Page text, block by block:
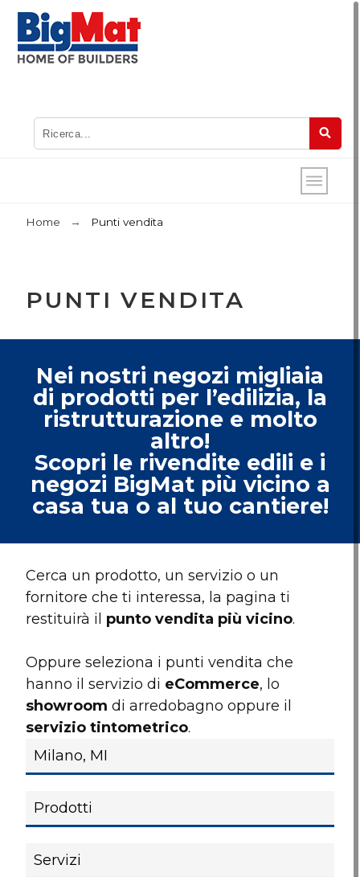
Home Punti vendita
PUNTI VENDITA
Nei nostri negozi migliaia
di prodotti per l’edilizia, la
ristrutturazione e molto
altro!
Scopri le rivendite edili e i
negozi BigMat più vicino a
casa tua o al tuo cantiere!
Cerca un prodotto, un servizio o un
fornitore che ti interessa, la pagina ti
restituirà il punto vendita più vicino.
Oppure seleziona i punti vendita che
hanno il servizio di eCommerce, lo
showroomdi arredobagno oppure il
servizio tintometrico.